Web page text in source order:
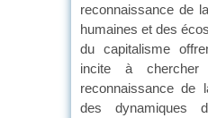
reconnaissance de
humaines et des
du capitalisme
incite à chercher
reconnaissance de
des dynamiques